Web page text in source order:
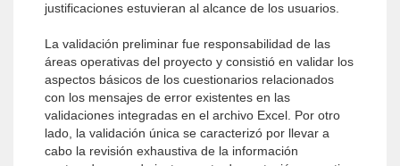
justificaciones estuvieran al alcance de los usuarios.
La validación preliminar fue responsabilidad de las
áreas operativas del proyecto y consistió en validar los
aspectos básicos de los cuestionarios relacionados
con los mensajes de error existentes en las
validaciones integradas en el archivo Excel. Por otro
lado, la validación única se caracterizó por llevar a
cabo la revisión exhaustiva de la información